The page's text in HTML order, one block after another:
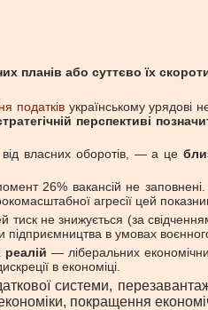
планів або суттєво їх
податківукраїнському урядові
перспективі
від власних оборотів, — а це
26% вакансій не
агресії цей
тиск не знижується (за
в умовах
— ліберальних
в економіці.
системи,
покращення